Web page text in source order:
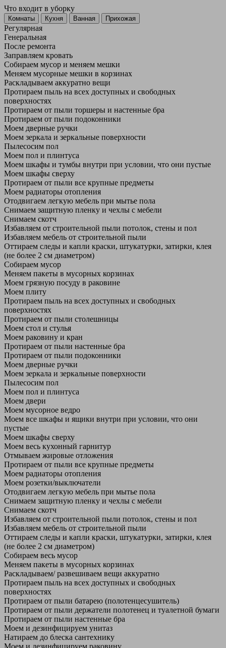
Что входит в уборку
Регу­лярная
Гене­ральная
После ремонта
Заправляем кровать
Собираем мусор и меняем мешки
Меняем мусорные мешки в корзинах
Раскладываем аккуратно вещи
Протираем пыль на всех доступных и свободных
поверхностях
Протираем от пыли торшеры и настенные бра
Протираем от пыли подоконники
Моем дверные ручки
Моем зеркала и зеркальные поверхности
Пылесосим пол
Моем пол и плинтуса
Моем шкафы и тумбы внутри при условии, что они пустые
Моем шкафы сверху
Протираем от пыли все крупные предметы
Моем радиаторы отопления
Отодвигаем легкую мебель при мытье пола
Снимаем защитную пленку и чехлы с мебели
Снимаем скотч
Избавляем от строительной пыли потолок, стены и пол
Избавляем мебель от строительной пыли
Оттираем следы и капли краски, штукатурки, затирки, клея
(не более 2 см диаметром)
Собираем мусор
Меняем пакеты в мусорных корзинах
Моем грязную посуду в раковине
Моем плиту
Протираем пыль на всех доступных и свободных
поверхностях
Протираем от пыли столешницы
Моем стол и стулья
Моем раковину и кран
Протираем от пыли настенные бра
Протираем от пыли подоконники
Моем дверные ручки
Моем зеркала и зеркальные поверхности
Пылесосим пол
Моем пол и плинтуса
Моем двери
Моем мусорное ведро
Моем все шкафы и ящики внутри при условии, что они
пустые
Моем шкафы сверху
Моем весь кухонный гарнитур
Отмываем жировые отложения
Протираем от пыли все крупные предметы
Моем радиаторы отопления
Моем розетки/выключатели
Отодвигаем легкую мебель при мытье пола
Снимаем защитную пленку и чехлы с мебели
Снимаем скотч
Избавляем от строительной пыли потолок, стены и пол
Избавляем мебель от строительной пыли
Оттираем следы и капли краски, штукатурки, затирки, клея
(не более 2 см диаметром)
Собираем весь мусор
Меняем пакеты в мусорных корзинах
Раскладываем/ развешиваем вещи аккуратно
Протираем пыль на всех доступных и свободных
поверхностях
Протираем от пыли батарею (полотенцесушитель)
Протираем от пыли держатели полотенец и туалетной бумаги
Протираем от пыли настенные бра
Моем и дезинфицируем унитаз
Натираем до блеска сантехнику
Моем и дезинфицируем раковину